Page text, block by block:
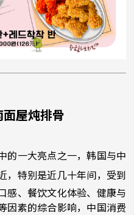
屋炖排骨
的一大亮点之一，韩国与中
特别是近几十年间， 受到
感、餐饮文化体验、健康与
因素的综合影响，中国消费